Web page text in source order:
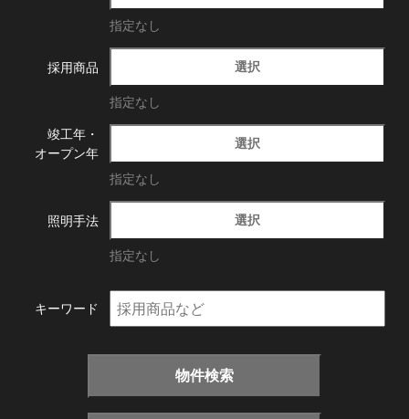
指定なし
採用商品 選択
指定なし
竣工年・
オープン年
選択
指定なし
照明手法 選択
指定なし
キーワード
物件検索